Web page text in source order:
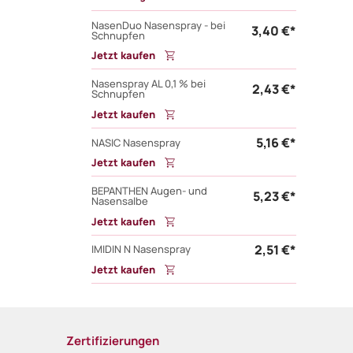
NasenDuo Nasenspray - bei
Schnupfen 3,40 €*
Jetzt kaufen
Nasenspray AL 0,1 % bei
Schnupfen 2,43 €*
Jetzt kaufen
NASIC Nasenspray
5,16 €*
Jetzt kaufen
BEPANTHEN Augen- und
Nasensalbe 5,23 €*
Jetzt kaufen
IMIDIN N Nasenspray
2,51 €*
Jetzt kaufen
Zertifizierungen